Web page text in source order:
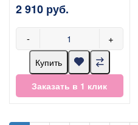
2 910 руб.
- +
Купить
Заказать в 1 клик